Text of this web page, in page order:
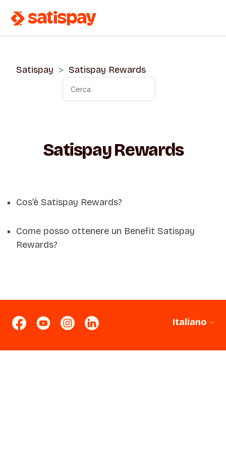
Satispay Satispay Rewards
Satispay Rewards
Cos’è Satispay Rewards?
Come posso ottenere un Benefit Satispay
Rewards?
Italiano